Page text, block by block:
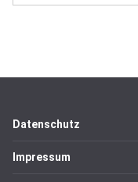
Datenschutz
Impressum